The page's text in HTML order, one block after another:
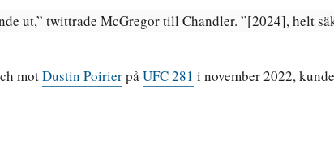
ut,” twittrade McGregor till Chandler. ”[2024], helt
motDustin PoirierpåUFC 281 i november 2022,